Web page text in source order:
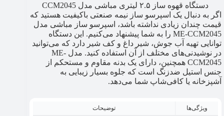
دستگاه قهوه ساز ۲.۵ لیتری مباشی مدل CCM2045
اگر به دنبال یک اسپرسو ساز نیمه صنعتی باکیفیت هستید که
قیمت چندان زیادی نداشته باشد، اسپرسو ساز مباشی مدل
ME-CCM2045 را به شما پیشنهاد می‌کنیم. این دستگاه
توانایی تهیه آب جوش، شیر داغ و کف شیر دارد که می‌توانید
در نوشیدنی‌های مختلف از آن استفاده کنید. مدل ME-
CCM2045 همچنین، دارای یک بدنه مقاوم و مستحکم از
جنس استیل ضدزنگ است که جلوه بسیار زیبایی به
آشپزخانه یا کافی‌شاپ شما می‌دهد.
ویژگی‌ها توضیحات